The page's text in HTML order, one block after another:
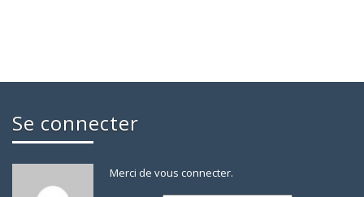
Se connecter
Merci de vous connecter.